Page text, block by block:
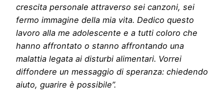
crescita personale attraverso sei canzoni, sei
fermo immagine della mia vita. Dedico questo
lavoro alla me adolescente e a tutti coloro che
hanno affrontato o stanno affrontando una
malattia legata ai disturbi alimentari. Vorrei
diffondere un messaggio di speranza: chiedendo
aiuto, guarire è possibile”.